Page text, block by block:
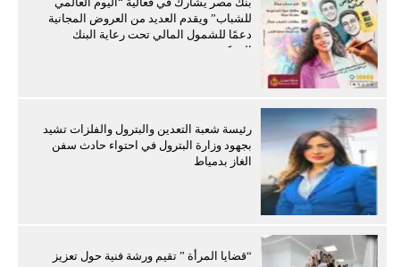
للشباب” ويقدم العديد من العروض المجانية
دعمًا للشمول المالي تحت رعاية البنك
المركزي
رئيسة شعبة التعدين والبترول والفلزات تشيد
بجهود وزارة البترول في احتواء حادث سفن
الغاز بدمياط
“قضايا المرأة ” تقيم ورشة فنية حول تعزيز